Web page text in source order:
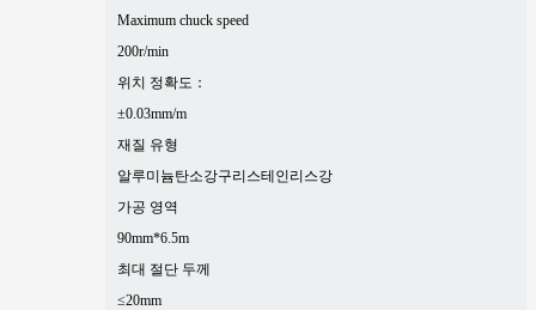
Maximum chuck speed
200r/min
위치 정확도：
±0.03mm/m
재질 유형
알루미늄탄소강구리스테인리스강
가공 영역
90mm*6.5m
최대 절단 두께
≤20mm